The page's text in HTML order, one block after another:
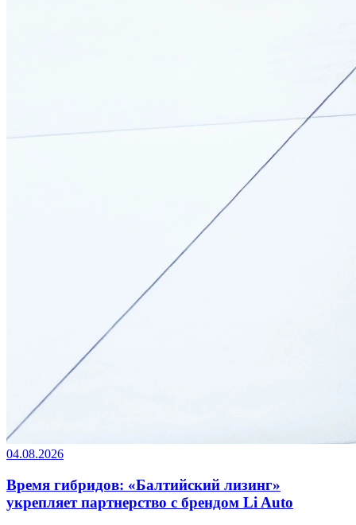
04.08.2026
Время гибридов: «Балтийский лизинг»
укрепляет партнерство с брендом Li Auto